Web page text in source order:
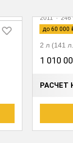
до 60 000
2011·246
2 л (141
1 010
РАСЧЕТ